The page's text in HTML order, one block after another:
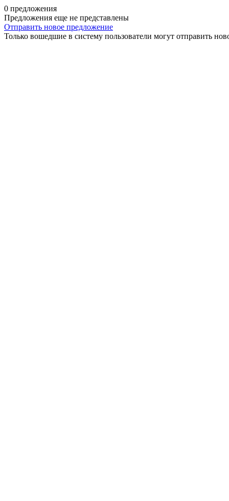
0 предложения
Предложения еще не представлены
Отправить новое предложение
Только вошедшие в систему пользователи могут отправить